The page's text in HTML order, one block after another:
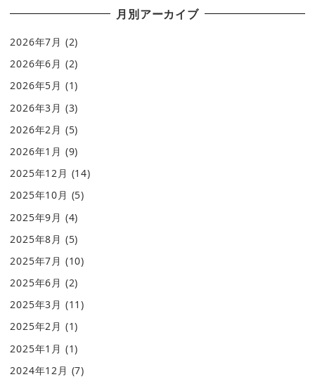
月別アーカイブ
2026年7月 (2)
2026年6月 (2)
2026年5月 (1)
2026年3月 (3)
2026年2月 (5)
2026年1月 (9)
2025年12月 (14)
2025年10月 (5)
2025年9月 (4)
2025年8月 (5)
2025年7月 (10)
2025年6月 (2)
2025年3月 (11)
2025年2月 (1)
2025年1月 (1)
2024年12月 (7)